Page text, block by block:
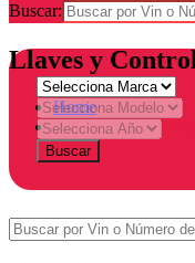
Buscar:
Llaves y
Home
Products tagged
Buscar